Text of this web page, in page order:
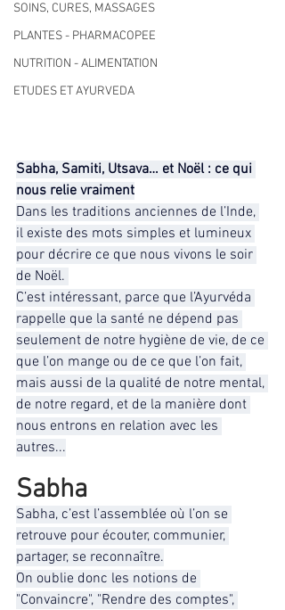
SOINS, CURES, MASSAGES
PLANTES - PHARMACOPEE
NUTRITION - ALIMENTATION
ETUDES ET AYURVEDA
Sabha, Samiti, Utsava… et Noël : ce qui
nous relie vraiment
Dans les traditions anciennes de l’Inde,
il existe des mots simples et lumineux
pour décrire ce que nous vivons le soir
de Noël.
C’est intéressant, parce que l’Ayurvéda
rappelle que la santé ne dépend pas
seulement de notre hygiène de vie, de ce
que l’on mange ou de ce que l’on fait,
mais aussi de la qualité de notre mental,
de notre regard, et de la manière dont
nous entrons en relation avec les
autres...
Sabha
Sabha, c’est l’assemblée où l’on se
retrouve pour écouter, communier,
partager, se reconnaître.
On oublie donc les notions de
"Convaincre", "Rendre des comptes",